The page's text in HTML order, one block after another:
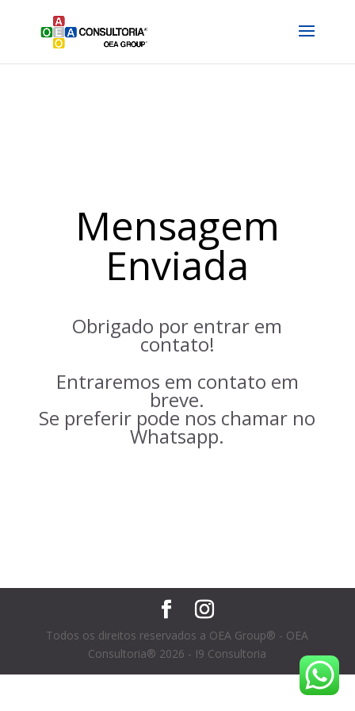
Mensagem
Enviada
Obrigado por entrar em
contato!
Entraremos em contato em
breve.
Se preferir pode nos chamar no
Whatsapp.
Todos os direitos reservados a OEA Group® - OEA
Consultoria® 2026 - I9 Consultoria